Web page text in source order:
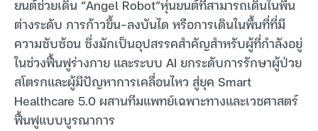
ยนต์ช่วยเดิน “Angel Robot”หุ่นยนต์ที่สามารถเดินในพื้น
ต่างระดับ การก้าวขึ้น–ลงบันได หรือการเดินในพื้นที่ที่มี
ความซับซ้อน ซึ่งมักเป็นอุปสรรคสำคัญสำหรับผู้ที่กำลังอยู่
ในช่วงฟื้นฟูร่างกาย และระบบ AI ยกระดับการรักษาผู้ป่วย
สโตรกและผู้มีปัญหาการเคลื่อนไหว สู่ยุค Smart
Healthcare 5.0 ผสานทีมแพทย์เฉพาะทางและเวชศาสตร์
ฟื้นฟูแบบบูรณาการ